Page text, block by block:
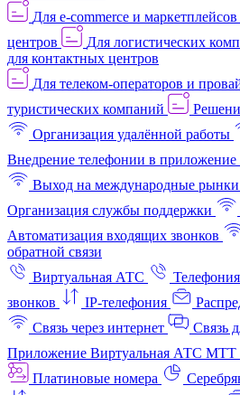
Для e-commerce и маркетплейсов
центров
Для логистических
для контактных центров
Для телеком-операторов и
туристических компаний
Организация удалённой работы
Внедрение телефонии в приложение
Выход на международные рынки
Организация службы поддержки
Автоматизация входящих звонков
обратной связи
Виртуальная АТС
звонков
IP-телефония
Связь через интернет
Связь
Приложение Виртуальная АТС МТТ
Платиновые номера